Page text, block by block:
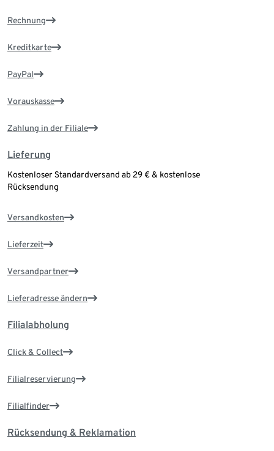
Rechnung
Kreditkarte
PayPal
Vorauskasse
Zahlung in der Filiale
Lieferung
Kostenloser Standardversand ab 29 € & kostenlose
Rücksendung
Versandkosten
Lieferzeit
Versandpartner
Lieferadresse ändern
Filialabholung
Click & Collect
Filialreservierung
Filialfinder
Rücksendung & Reklamation